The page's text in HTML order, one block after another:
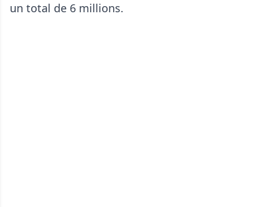
un total de 6 millions.